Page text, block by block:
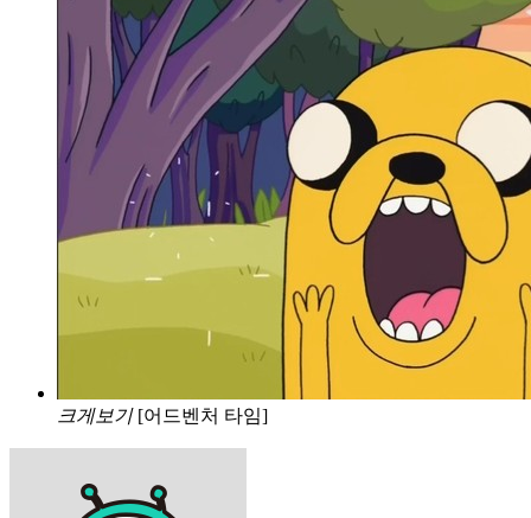
크게보기 [어드벤처 타임]